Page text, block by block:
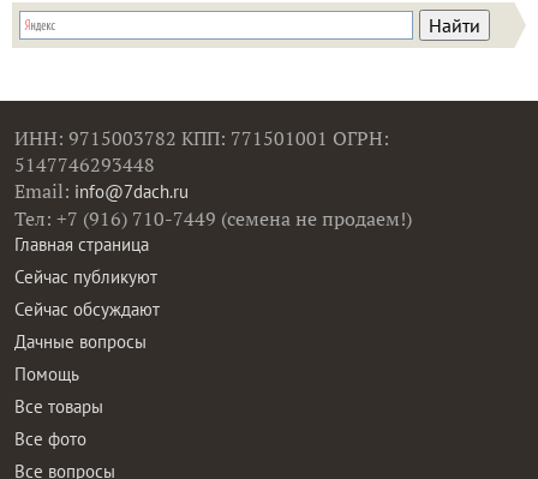
ИНН: 9715003782 КПП: 771501001 ОГРН:
5147746293448
Email: info@7dach.ru
Тел: +7 (916) 710-7449 (семена не продаем!)
Главная страница
Сейчас публикуют
Сейчас обсуждают
Дачные вопросы
Помощь
Все товары
Все фото
Все вопросы